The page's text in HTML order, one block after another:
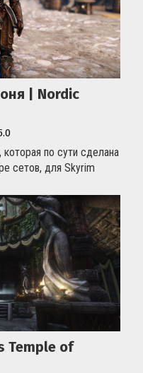
| Nordic
по сути сделана
сетов, для Skyrim
Temple of